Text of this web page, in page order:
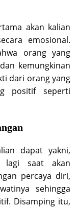
akan kalian
emosional.
orang yang
kemungkinan
dari orang yang
positif seperti
dapat yakni,
lagi saat akan
percaya diri,
sehingga
Disamping itu,